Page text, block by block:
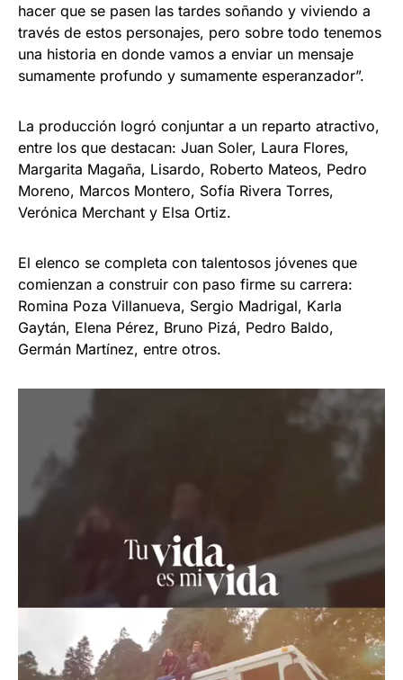
hacer que se pasen las tardes soñando y viviendo a
través de estos personajes, pero sobre todo tenemos
una historia en donde vamos a enviar un mensaje
sumamente profundo y sumamente esperanzador”.
La producción logró conjuntar a un reparto atractivo,
entre los que destacan: Juan Soler, Laura Flores,
Margarita Magaña, Lisardo, Roberto Mateos, Pedro
Moreno, Marcos Montero, Sofía Rivera Torres,
Verónica Merchant y Elsa Ortiz.
El elenco se completa con talentosos jóvenes que
comienzan a construir con paso firme su carrera:
Romina Poza Villanueva, Sergio Madrigal, Karla
Gaytán, Elena Pérez, Bruno Pizá, Pedro Baldo,
Germán Martínez, entre otros.